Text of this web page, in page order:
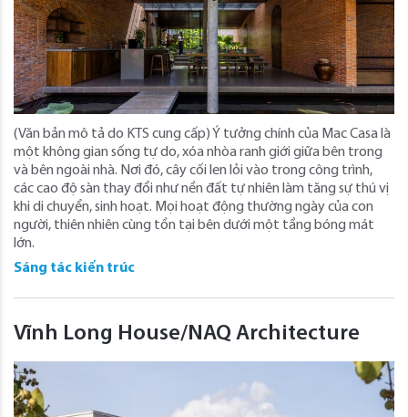
(Văn bản mô tả do KTS cung cấp) Ý tưởng chính của Mac Casa là
một không gian sống tự do, xóa nhòa ranh giới giữa bên trong
và bên ngoài nhà. Nơi đó, cây cối len lỏi vào trong công trình,
các cao độ sàn thay đổi như nền đất tự nhiên làm tăng sự thú vị
khi di chuyển, sinh hoạt. Mọi hoạt động thường ngày của con
người, thiên nhiên cùng tồn tại bên dưới một tầng bóng mát
lớn.
Sáng tác kiến trúc
Vĩnh Long House/NAQ Architecture